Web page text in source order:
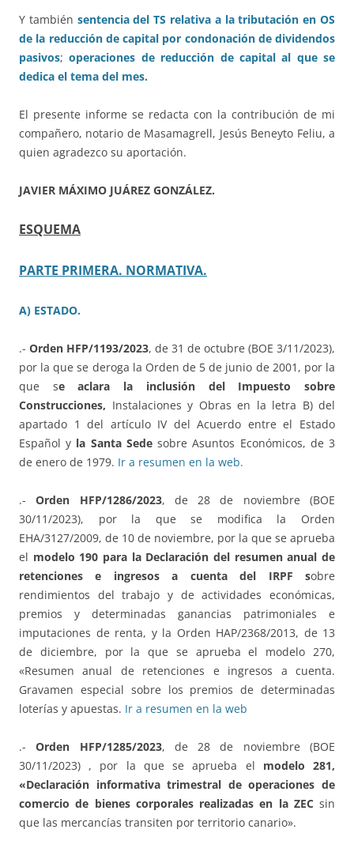
Y también sentencia del TS relativa a la tributación en OS
de la reducción de capital por condonación de dividendos
pasivos;operaciones de reducción de capital al que se
dedica el tema del mes.
El presente informe se redacta con la contribución de mi
compañero, notario de Masamagrell, Jesús Beneyto Feliu, a
quien agradezco su aportación.
JAVIER MÁXIMO JUÁREZ GONZÁLEZ.
ESQUEMA
PARTE PRIMERA. NORMATIVA.
A) ESTADO.
.- Orden HFP/1193/2023, de 31 de octubre (BOE 3/11/2023),
por la que se deroga la Orden de 5 de junio de 2001, por la
que se aclara la inclusión del Impuesto sobre
Construcciones, Instalaciones y Obras en la letra B) del
apartado 1 del artículo IV del Acuerdo entre el Estado
Español y la Santa Sedesobre Asuntos Económicos, de 3
de enero de 1979. Ir a resumen en la web.
.-Orden HFP/1286/2023, de 28 de noviembre (BOE
30/11/2023), por la que se modifica la Orden
EHA/3127/2009, de 10 de noviembre, por la que se aprueba
el modelo 190 para la Declaración del resumen anual de
retenciones e ingresos a cuenta del IRPF sobre
rendimientos del trabajo y de actividades económicas,
premios y determinadas ganancias patrimoniales e
imputaciones de renta, y la Orden HAP/2368/2013, de 13
de diciembre, por la que se aprueba el modelo 270,
«Resumen anual de retenciones e ingresos a cuenta.
Gravamen especial sobre los premios de determinadas
loterías y apuestas. Ir a resumen en la web
.-Orden HFP/1285/2023, de 28 de noviembre (BOE
30/11/2023) , por la que se aprueba el modelo 281,
«Declaración informativa trimestral de operaciones de
comercio de bienes corporales realizadas en la ZECsin
que las mercancías transiten por territorio canario».